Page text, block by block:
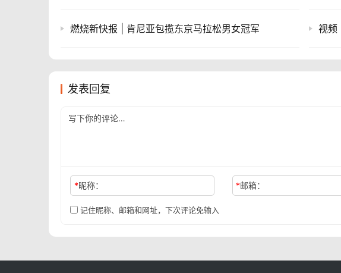
燃烧新快报 | 肯尼亚包揽东京马拉松男女冠军 视频
发表回复
*昵称： *邮箱：
记住昵称、邮箱和网址，下次评论免输入